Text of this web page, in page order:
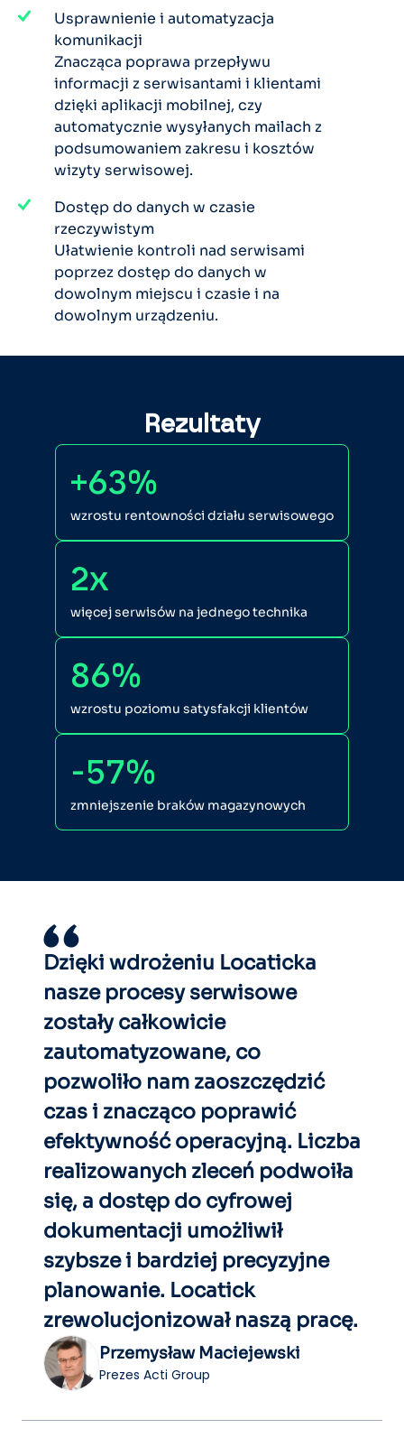
Usprawnienie i automatyzacja
komunikacji
Znacząca poprawa przepływu
informacji z serwisantami i klientami
dzięki aplikacji mobilnej, czy
automatycznie wysyłanych mailach z
podsumowaniem zakresu i kosztów
wizyty serwisowej.
Dostęp do danych w czasie
rzeczywistym
Ułatwienie kontroli nad serwisami
poprzez dostęp do danych w
dowolnym miejscu i czasie i na
dowolnym urządzeniu.
Rezultaty
+63%
wzrostu rentowności działu serwisowego
2x
więcej serwisów na jednego technika
86%
wzrostu poziomu satysfakcji klientów
-57%
zmniejszenie braków magazynowych
Dzięki wdrożeniu Locaticka
nasze procesy serwisowe
zostały całkowicie
zautomatyzowane, co
pozwoliło nam zaoszczędzić
czas i znacząco poprawić
efektywność operacyjną. Liczba
realizowanych zleceń podwoiła
się, a dostęp do cyfrowej
dokumentacji umożliwił
szybsze i bardziej precyzyjne
planowanie. Locatick
zrewolucjonizował naszą pracę.
Przemysław Maciejewski
Prezes Acti Group